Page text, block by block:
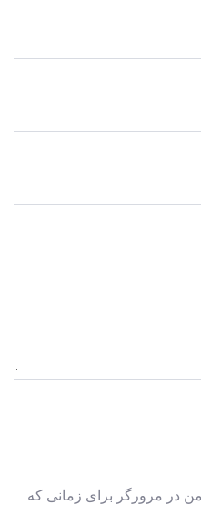
در مرورگر برای زمانی که